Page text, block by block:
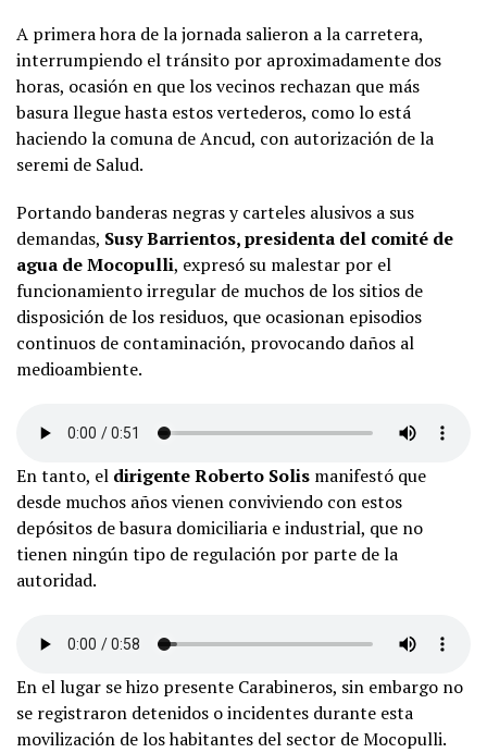
A primera hora de la jornada salieron a la carretera,
interrumpiendo el tránsito por aproximadamente dos
horas, ocasión en que los vecinos rechazan que más
basura llegue hasta estos vertederos, como lo está
haciendo la comuna de Ancud, con autorización de la
seremi de Salud.
Portando banderas negras y carteles alusivos a sus
demandas, Susy Barrientos, presidenta del comité de
agua de Mocopulli, expresó su malestar por el
funcionamiento irregular de muchos de los sitios de
disposición de los residuos, que ocasionan episodios
continuos de contaminación, provocando daños al
medioambiente.
En tanto, el dirigente Roberto Solis manifestó que
desde muchos años vienen conviviendo con estos
depósitos de basura domiciliaria e industrial, que no
tienen ningún tipo de regulación por parte de la
autoridad.
En el lugar se hizo presente Carabineros, sin embargo no
se registraron detenidos o incidentes durante esta
movilización de los habitantes del sector de Mocopulli.